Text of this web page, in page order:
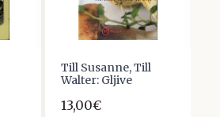
Till Susanne, Till
Walter: Gljive
13,00€